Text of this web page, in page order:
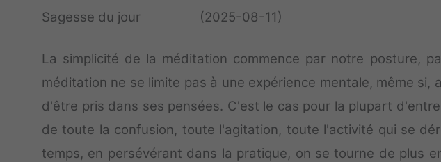
Sagesse du jour (2025-08-11)
La simplicité de la méditation commence par notre posture,
méditation ne se limite pas à une expérience mentale, même si,
d'être pris dans ses pensées. C'est le cas pour la plupart
de toute la confusion, toute l'agitation, toute l'activité qui se
temps, en persévérant dans la pratique, on se tourne de plus